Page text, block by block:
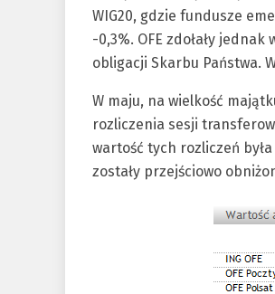
WIG20, gdzie fundusze
-0,3%. OFE zdołały
obligacji Skarbu Państwa.
W maju, na wielkość
rozliczenia sesji
wartość tych rozliczeń
zostały przejściowo